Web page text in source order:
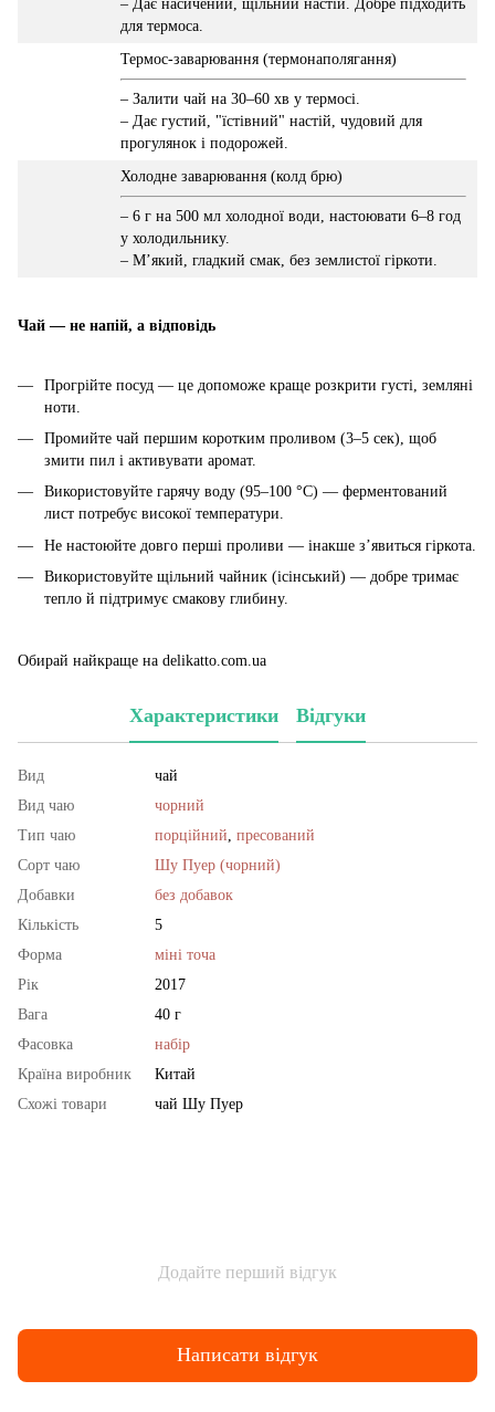
– Дає насичений, щільний настій. Добре підходить
для термоса.
Термос-заварювання (термонаполягання)
– Залити чай на 30–60 хв у термосі.
– Дає густий, "їстівний" настій, чудовий для
прогулянок і подорожей.
Холодне заварювання (колд брю)
– 6 г на 500 мл холодної води, настоювати 6–8 год
у холодильнику.
– М’який, гладкий смак, без землистої гіркоти.
Чай — не напій, а відповідь
Прогрійте посуд — це допоможе краще розкрити густі, земляні
ноти.
Промийте чай першим коротким проливом (3–5 сек), щоб
змити пил і активувати аромат.
Використовуйте гарячу воду (95–100 °C) — ферментований
лист потребує високої температури.
Не настоюйте довго перші проливи — інакше з’явиться гіркота.
Використовуйте щільний чайник (ісінський) — добре тримає
тепло й підтримує смакову глибину.
Обирай найкраще на delikatto.com.ua
Характеристики Відгуки
Вид
чай
Вид чаю
чорний
Тип чаю
порційний пресований
Сорт чаю
Шу Пуер (чорний)
Добавки
без добавок
Кількість
5
Форма
міні точа
Рік
2017
Вага
40 г
Фасовка
набір
Країна виробник
Китай
Схожі товари
чай Шу Пуер
Додайте перший відгук
Написати відгук